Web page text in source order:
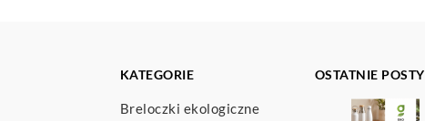
KATEGORIE
Breloczki ekologiczne
OSTATNIE POSTY